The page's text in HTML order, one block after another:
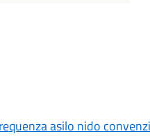
asilo nido